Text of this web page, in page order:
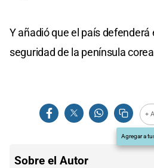
Y añadió que el país
seguridad de la península
+
Agregar a
Sobre el Autor